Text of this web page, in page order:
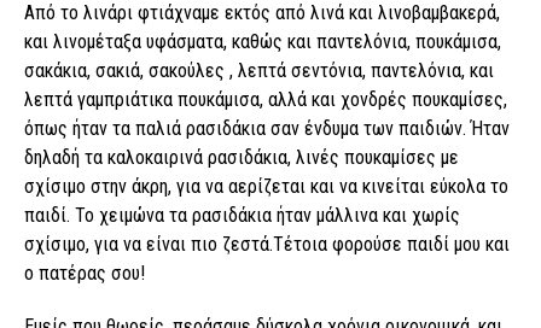
Από το λινάρι φτιάχναμε εκτός από λινά και λινοβαμβακερά,
και λινομέταξα υφάσματα, καθώς και παντελόνια, πουκάμισα,
σακάκια, σακιά, σακούλες , λεπτά σεντόνια, παντελόνια, και
λεπτά γαμπριάτικα πουκάμισα, αλλά και χονδρές πουκαμίσες,
όπως ήταν τα παλιά ρασιδάκια σαν ένδυμα των παιδιών. Ήταν
δηλαδή τα καλοκαιρινά ρασιδάκια, λινές πουκαμίσες με
σχίσιμο στην άκρη, για να αερίζεται και να κινείται εύκολα το
παιδί. Το χειμώνα τα ρασιδάκια ήταν μάλλινα και χωρίς
σχίσιμο, για να είναι πιο ζεστά.Τέτοια φορούσε παιδί μου και
ο πατέρας σου!